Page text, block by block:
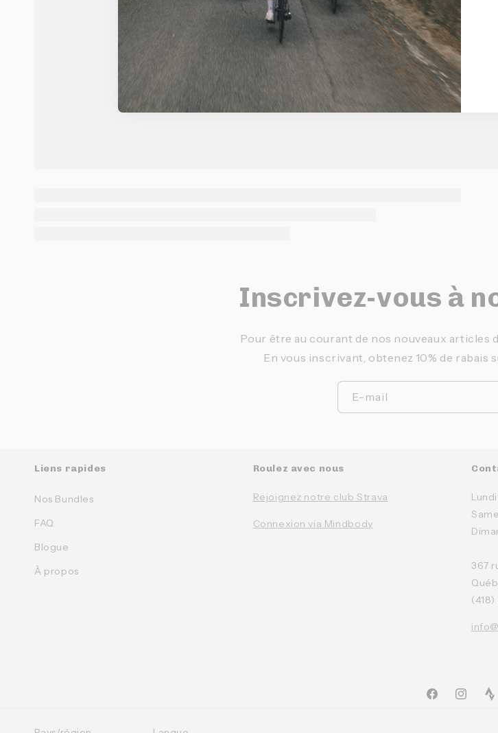
Inscrivez-vous à
Pour être au courant de nos nouveaux articles
En vous inscrivant, obtenez 10% de rabais
E-mail
Liens rapides
Nos Bundles
FAQ
Blogue
À propos
Roulez avec nous
Rejoignez notre club Strava
Connexion via Mindbody
367
(418)
FacebookInstagram